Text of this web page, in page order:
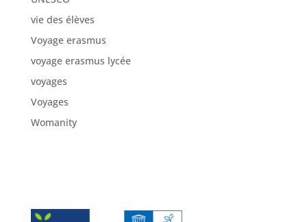
vie des élèves
Voyage erasmus
voyage erasmus lycée
voyages
Voyages
Womanity